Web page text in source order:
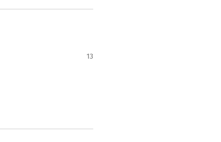
13